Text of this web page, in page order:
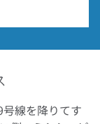
線を降りてす